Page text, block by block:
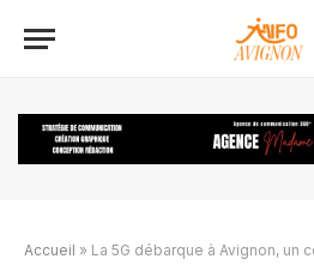
Accueil » La 5G débarque à Avignon, un